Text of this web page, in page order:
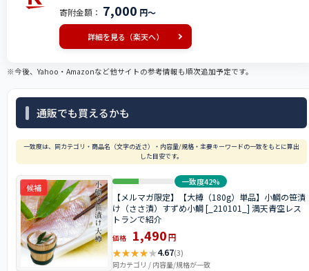
寄附金額： 7,000 円～
詳細を見る（楽天へ）
※今後、Yahoo・Amazonなど他サイトの参考情報も順次追加予定です。
通販でも買えるかも
一致度は、同カテゴリ・商品名（文字の近さ）・内容量/規格・主要キーワードの一致をもとに算出
した目安です。
候補
一致度42%
【メルマガ限定】【大樽（180g）単品】小鯛の笹漬
け（ささ漬）すずめ小鯛 [_210101_] 満天青空レス
トランで紹介
価格 1,490円
★★★★★4.67(3)
同カテゴリ / 内容量/規格が一致